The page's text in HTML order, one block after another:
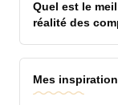
Quel est le
réalité des
Mes